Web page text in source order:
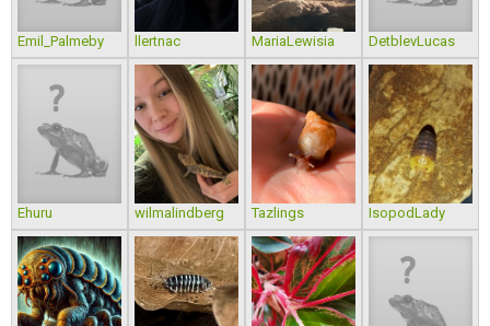
Emil_Palmeby llertnac MariaLewisia DetblevLucas
Ehuru wilmalindberg Tazlings IsopodLady